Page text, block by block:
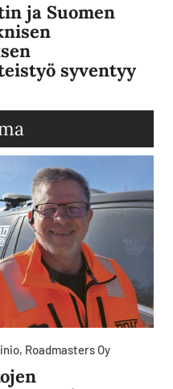
ja Suomen
syventyy
Roadmasters Oy